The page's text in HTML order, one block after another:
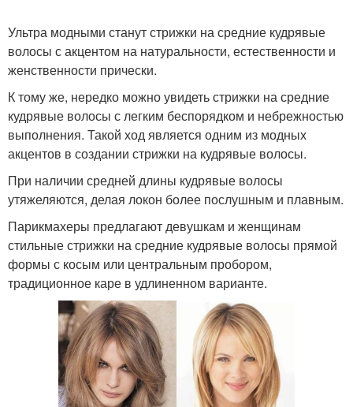
Ультра модными станут стрижки на средние кудрявые
волосы с акцентом на натуральности, естественности и
женственности прически.
К тому же, нередко можно увидеть стрижки на средние
кудрявые волосы с легким беспорядком и небрежностью
выполнения. Такой ход является одним из модных
акцентов в создании стрижки на кудрявые волосы.
При наличии средней длины кудрявые волосы
утяжеляются, делая локон более послушным и плавным.
Парикмахеры предлагают девушкам и женщинам
стильные стрижки на средние кудрявые волосы прямой
формы с косым или центральным пробором,
традиционное каре в удлиненном варианте.